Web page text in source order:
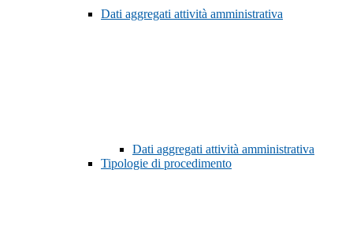
Dati aggregati attività amministrativa
Dati aggregati attività amministrativa
Tipologie di procedimento